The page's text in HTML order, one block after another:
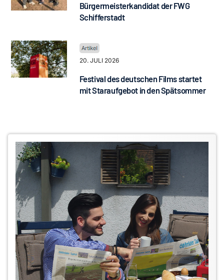
Bürgermeisterkandidat der FWG
Schifferstadt
20. JULI 2026
Festival des deutschen Films startet
mit Staraufgebot in den Spätsommer